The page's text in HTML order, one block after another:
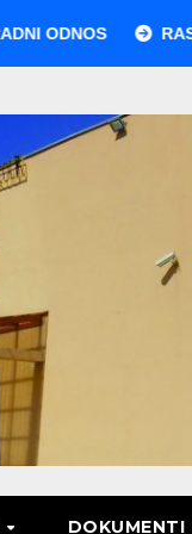
RASPORED
DOKUMENTI